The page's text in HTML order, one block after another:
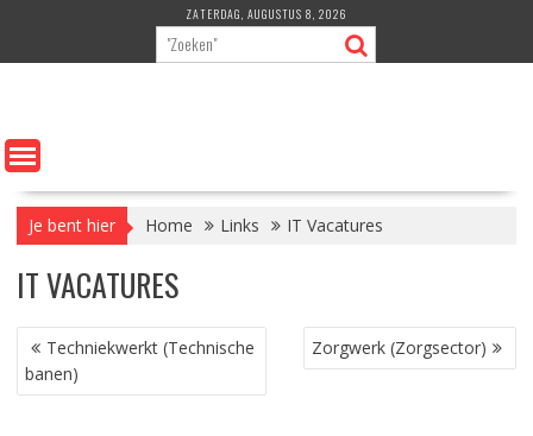
de
ZATERDAG, AUGUSTUS 8, 2026
Je bent hier Home Links IT Vacatures
IT VACATURES
BERICHT
NAVIGATIE
Techniekwerkt (Technische
banen)
Zorgwerk (Zorgsector)